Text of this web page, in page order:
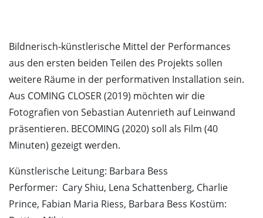
Bildnerisch-künstlerische Mittel der Performances
aus den ersten beiden Teilen des Projekts sollen
weitere Räume in der performativen Installation sein.
Aus COMING CLOSER (2019) möchten wir die
Fotografien von Sebastian Autenrieth auf Leinwand
präsentieren. BECOMING (2020) soll als Film (40
Minuten) gezeigt werden.
Künstlerische Leitung: Barbara Bess
Performer: Cary Shiu, Lena Schattenberg, Charlie
Prince, Fabian Maria Riess, Barbara Bess Kostüm: